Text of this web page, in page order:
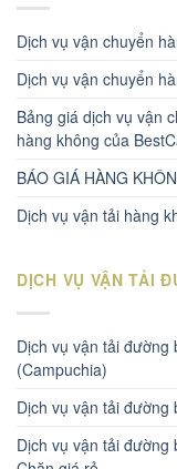
Dịch vụ vận chuyển
Dịch vụ vận chuyển
Bảng giá dịch vụ vận
hàng không của
BÁO GIÁ HÀNG
Dịch vụ vận tải hàng
DỊCH VỤ VẬN TẢI
Dịch vụ vận tải đường
(Campuchia)
Dịch vụ vận tải đường
Dịch vụ vận tải đường